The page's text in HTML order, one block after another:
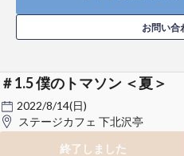
お問い合
＃1.5 僕のトマソン ＜夏＞
2022/8/14(日)
ステージカフェ 下北沢亭
終了しました